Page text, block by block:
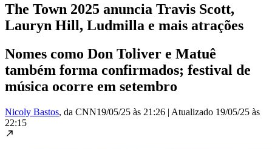
The Town 2025 anuncia Travis Scott,
Lauryn Hill, Ludmilla e mais atrações
Nomes como Don Toliver e Matuê
também forma confirmados; festival de
música ocorre em setembro
Nicoly Bastos, da CNN19/05/25 às 21:26 | Atualizado 19/05/25 às
22:15